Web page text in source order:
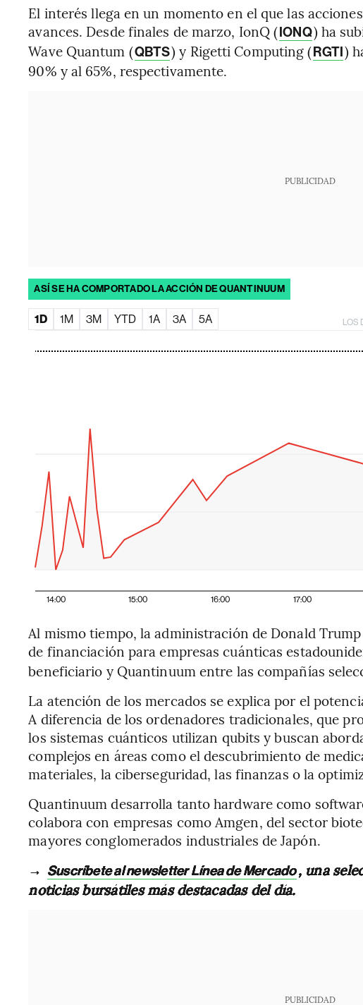
El interés llega en un momento en el que las
avances. Desde finales de marzo, IonQ (IONQ) ha
Wave Quantum (QBTS) y Rigetti Computing (RGTI)
90% y al 65%, respectivamente.
PUBLICIDAD
ASÍ SE HA COMPORTADO LA ACCIÓN DE QUANTINUUM
1D 1M 3M YTD 1A 3A 5A LOS
14:00 15:00 16:00 17:00
Al mismo tiempo, la administración de Donald
de financiación para empresas cuánticas
beneficiario y Quantinuum entre las compañías
La atención de los mercados se explica por el
A diferencia de los ordenadores tradicionales, que
los sistemas cuánticos utilizan qubits y buscan
complejos en áreas como el descubrimiento de
materiales, la ciberseguridad, las finanzas o la
Quantinuum desarrolla tanto hardware como
colabora con empresas como Amgen, del sector
mayores conglomerados industriales de Japón.
→ Suscríbete al newsletter Línea de Mercado, una
noticias bursátiles más destacadas del día.
PUBLICIDAD